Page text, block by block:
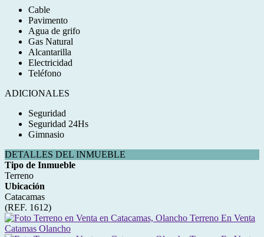
Cable
Pavimento
Agua de grifo
Gas Natural
Alcantarilla
Electricidad
Teléfono
ADICIONALES
Seguridad
Seguridad 24Hs
Gimnasio
DETALLES DEL INMUEBLE
Tipo de Inmueble
Terreno
Ubicación
Catacamas
(REF. 1612)